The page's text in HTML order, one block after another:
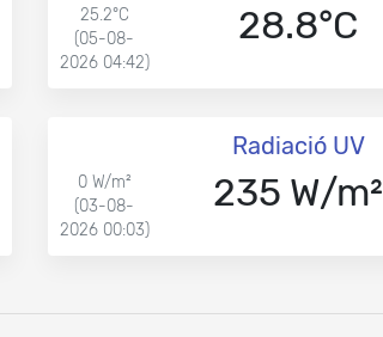
25.2°C
(05-08-
2026 04:42)
28.8°C
Radiació UV
0 W/m²
(03-08-
2026 00:03)
235 W/m²